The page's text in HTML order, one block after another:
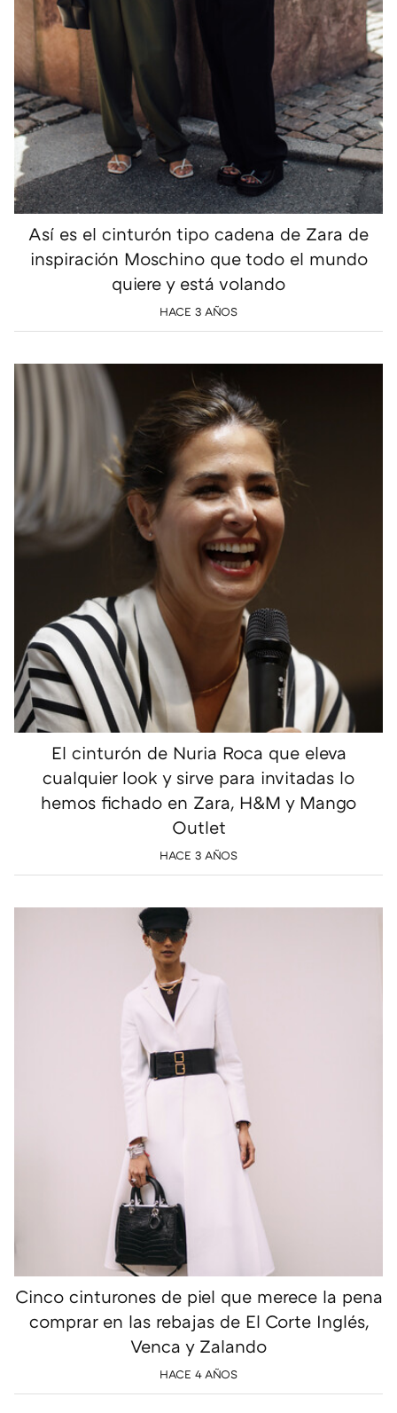
Así es el cinturón tipo cadena de Zara de
inspiración Moschino que todo el mundo
quiere y está volando
HACE 3 AÑOS
El cinturón de Nuria Roca que eleva
cualquier look y sirve para invitadas lo
hemos fichado en Zara, H&M y Mango
Outlet
HACE 3 AÑOS
Cinco cinturones de piel que merece la pena
comprar en las rebajas de El Corte Inglés,
Venca y Zalando
HACE 4 AÑOS